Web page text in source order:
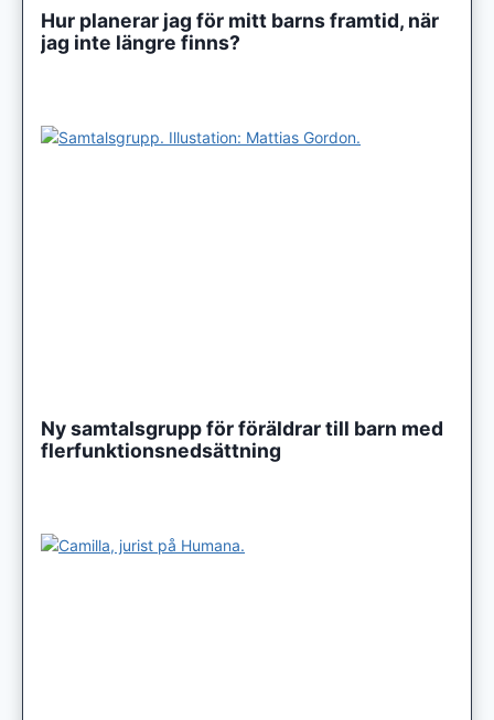
Hur planerar jag för mitt barns framtid, när
jag inte längre finns?
Ny samtalsgrupp för föräldrar till barn med
flerfunktionsnedsättning